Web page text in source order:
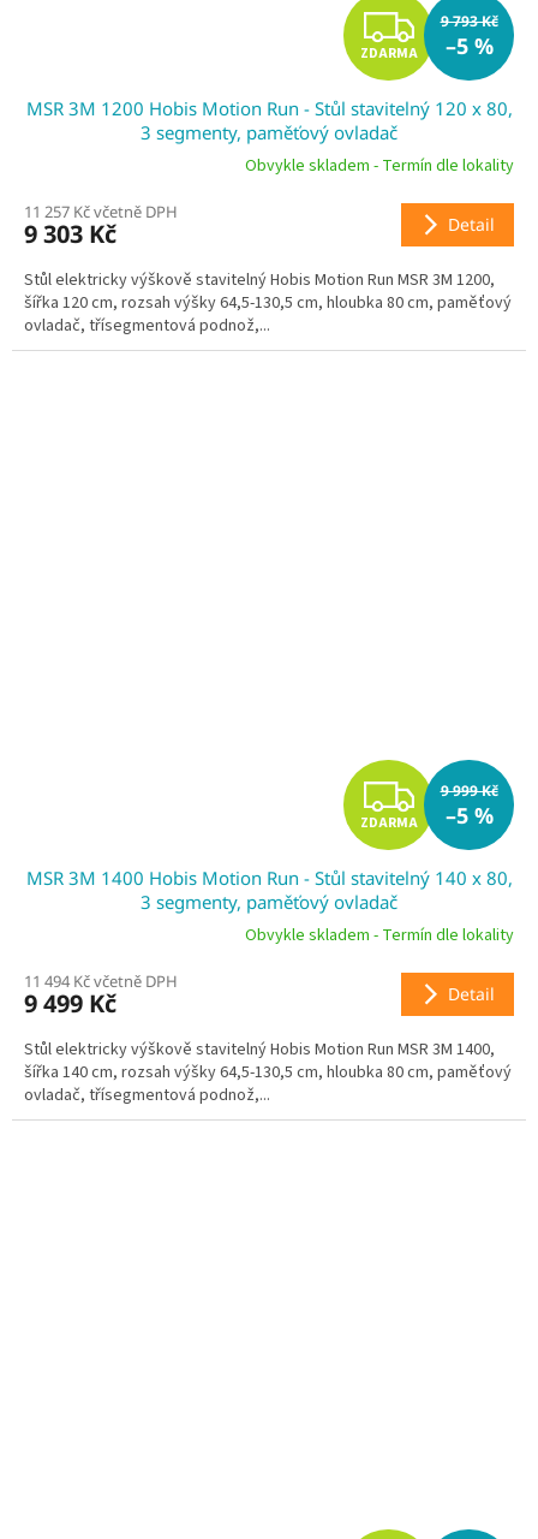
Z
D
A
R
M
A
ZDARMA
9 793 Kč
–5 %
MSR 3M 1200 Hobis Motion Run - Stůl stavitelný 120 x 80,
3 segmenty, paměťový ovladač
Obvykle skladem - Termín dle lokality
11 257 Kč včetně DPH
9 303 Kč Detail
Stůl elektricky výškově stavitelný Hobis Motion Run MSR 3M 1200,
šířka 120 cm, rozsah výšky 64,5-130,5 cm, hloubka 80 cm, paměťový
ovladač, třísegmentová podnož,...
Z
D
A
R
M
A
ZDARMA
9 999 Kč
–5 %
MSR 3M 1400 Hobis Motion Run - Stůl stavitelný 140 x 80,
3 segmenty, paměťový ovladač
Obvykle skladem - Termín dle lokality
11 494 Kč včetně DPH
9 499 Kč Detail
Stůl elektricky výškově stavitelný Hobis Motion Run MSR 3M 1400,
šířka 140 cm, rozsah výšky 64,5-130,5 cm, hloubka 80 cm, paměťový
ovladač, třísegmentová podnož,...